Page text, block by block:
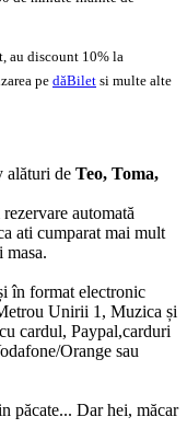
au discount 10% la
pe dăBilet si multe alte
alături de Teo, Toma,
automată
ati cumparat mai mult
masa.
în format electronic
Unirii 1, Muzica și
cardul, Paypal,carduri
Orange sau
păcate... Dar hei, măcar